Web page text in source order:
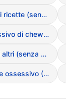
Collezionismo di ricette (senza mai cucinarle)
Consumo ossessivo di chewing-gum
Cucinare per gli altri (senza assaggiare o mangiare)
Diario alimentare ossessivo (Tracking millimetrico)